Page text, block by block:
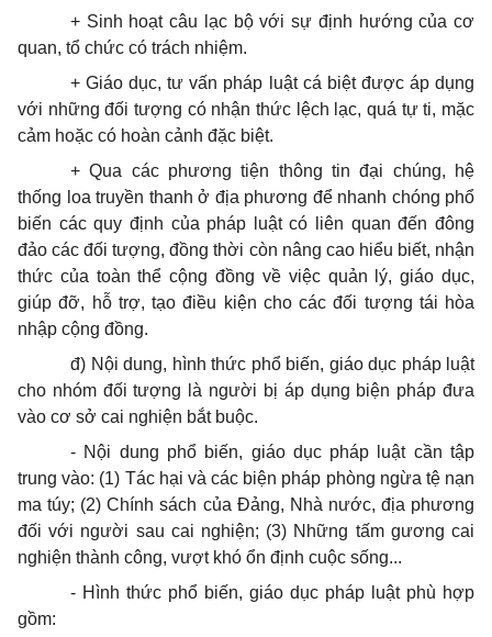
+ Sinh hoạt câu lạc bộ với sự định hướng của cơ
quan, tổ chức có trách nhiệm.
+ Giáo dục, tư vấn pháp luật cá biệt được áp dụng
với những đối tượng có nhận thức lệch lạc, quá tự ti, mặc
cảm hoặc có hoàn cảnh đặc biệt.
+ Qua các phương tiện thông tin đại chúng, hệ
thống loa truyền thanh ở địa phương để nhanh chóng phổ
biến các quy định của pháp luật có liên quan đến đông
đảo các đối tượng, đồng thời còn nâng cao hiểu biết, nhận
thức của toàn thể cộng đồng về việc quản lý, giáo dục,
giúp đỡ, hỗ trợ, tạo điều kiện cho các đối tượng tái hòa
nhập cộng đồng.
đ) Nội dung, hình thức phổ biến, giáo dục pháp luật
cho nhóm đối tượng là người bị áp dụng biện pháp đưa
vào cơ sở cai nghiện bắt buộc.
- Nội dung phổ biến, giáo dục pháp luật cần tập
trung vào: (1) Tác hại và các biện pháp phòng ngừa tệ nạn
ma túy; (2) Chính sách của Đảng, Nhà nước, địa phương
đối với người sau cai nghiện; (3) Những tấm gương cai
nghiện thành công, vượt khó ổn định cuộc sống...
- Hình thức phổ biến, giáo dục pháp luật phù hợp
gồm: